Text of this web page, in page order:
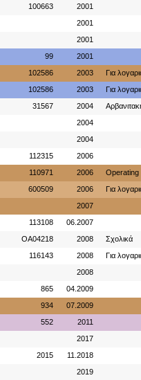
100663 2001
2001
2001
99 2001
102586 2003 Για
102586 2003 Για
31567 2004
2004
2004
112315 2006
110971 2006
600509 2006 Για
2007
113108 06.2007
OA04218 2008 Σχολικά
116143 2008 Για
2008
865 04.2009
934 07.2009
552 2011
2017
2015 11.2018
2019